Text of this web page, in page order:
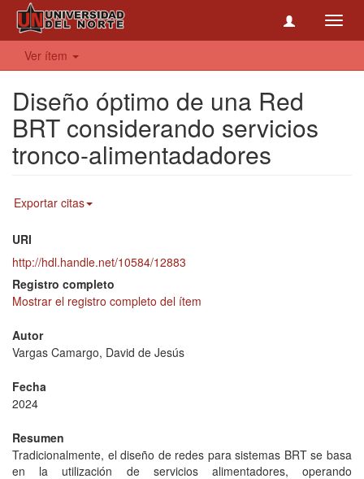
Ver ítem
Diseño óptimo de una Red
BRT considerando servicios
tronco-alimentadadores
Exportar citas
URI
http://hdl.handle.net/10584/12883
Registro completo
Mostrar el registro completo del ítem
Autor
Vargas Camargo, David de Jesús
Fecha
2024
Resumen
Tradicionalmente, el diseño de redes para sistemas BRT se basa
en la utilización de servicios alimentadores, operando